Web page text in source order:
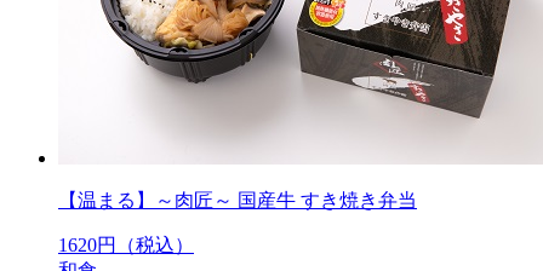
【温まる】～肉匠～ 国産牛 すき焼き弁当
1620円（税込）